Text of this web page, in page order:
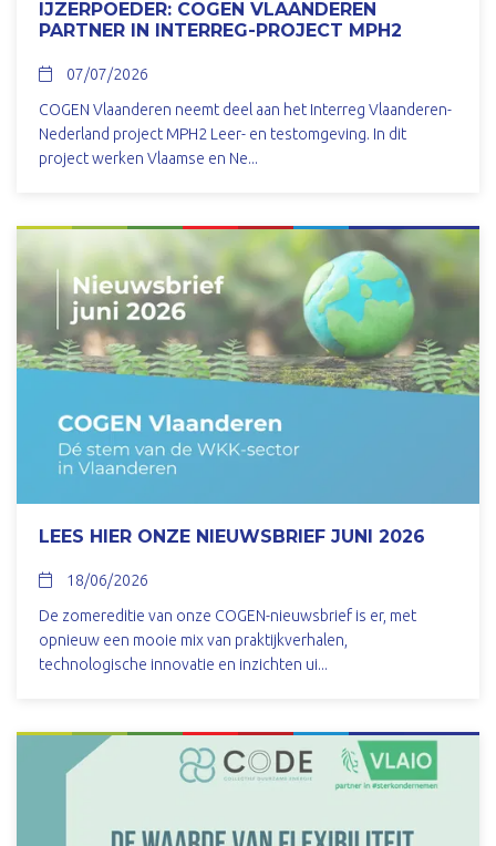
IJZERPOEDER: COGEN VLAANDEREN
PARTNER IN INTERREG-PROJECT MPH2
07/07/2026
COGEN Vlaanderen neemt deel aan het Interreg Vlaanderen-
Nederland project MPH2 Leer- en testomgeving. In dit
project werken Vlaamse en Ne...
LEES HIER ONZE NIEUWSBRIEF JUNI 2026
18/06/2026
De zomereditie van onze COGEN-nieuwsbrief is er, met
opnieuw een mooie mix van praktijkverhalen,
technologische innovatie en inzichten ui...